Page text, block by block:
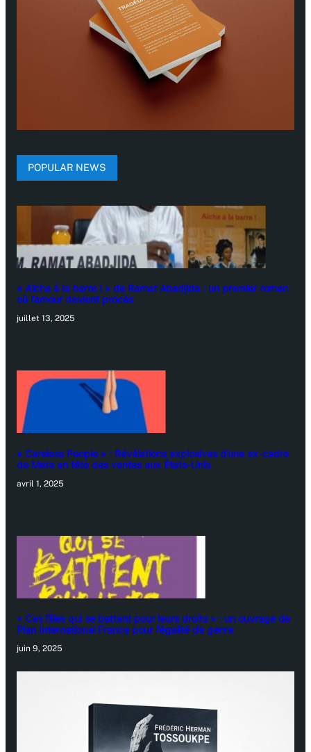
POPULAR NEWS
« Aïcha à la barre ! » de Ramat Abadjida : un premier roman
où l’amour devient procès
juillet 13, 2025
« Careless People » : Révélations explosives d’une ex-cadre
de Meta en tête des ventes aux États-Unis
avril 1, 2025
« Ces filles qui se battent pour leurs droits » : un ouvrage de
Plan International France pour l’égalité de genre
juin 9, 2025